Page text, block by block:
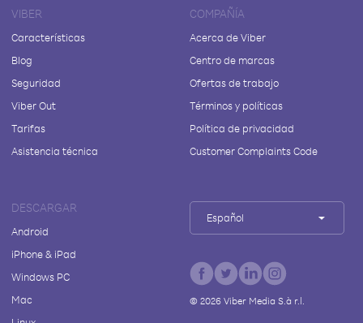
VIBER
Características
Blog
Seguridad
Viber Out
Tarifas
Asistencia técnica
COMPAÑÍA
Acerca de Viber
Centro de marcas
Ofertas de trabajo
Términos y políticas
Política de privacidad
Customer Complaints Code
DESCARGAR
Android
iPhone & iPad
Windows PC
Mac
Español
© 2026Viber Media S.à r.l.